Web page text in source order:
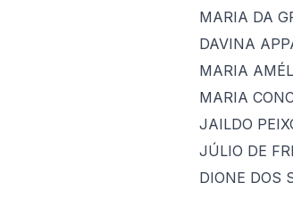
MARIA DA
DAVINA
MARIA
MARIA
JAILDO
JÚLIO DE
DIONE DOS